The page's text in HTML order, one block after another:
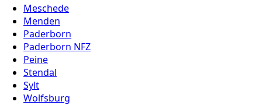
Meschede
Menden
Paderborn
Paderborn NFZ
Peine
Stendal
Sylt
Wolfsburg